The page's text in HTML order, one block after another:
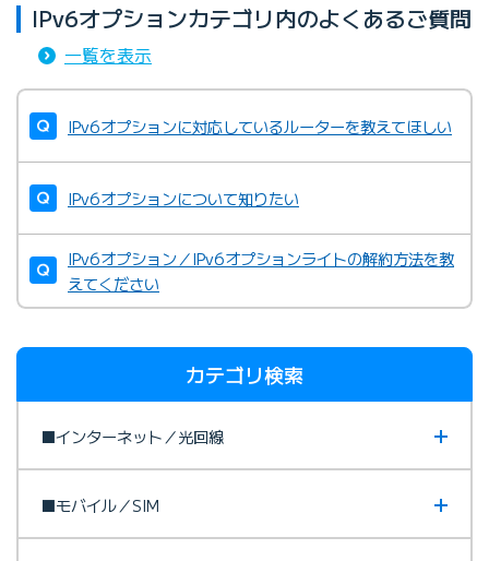
IPv6オプションカテゴリ内のよくあるご質問
一覧を表示
IPv6オプションに対応しているルーターを教えてほしい
IPv6オプションについて知りたい
IPv6オプション／IPv6オプションライトの解約方法を教
えてください
カテゴリ検索
■インターネット／光回線
■モバイル／SIM